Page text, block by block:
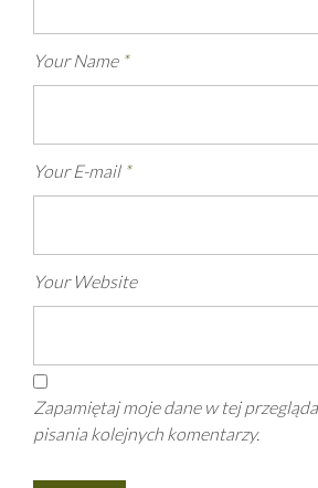
Your Name *
Your E-mail *
Your Website
Zapamiętaj moje dane w tej
pisania kolejnych komentarzy.